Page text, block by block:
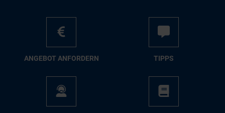
AN­GE­BOT AN­FOR­DERN TIPPS